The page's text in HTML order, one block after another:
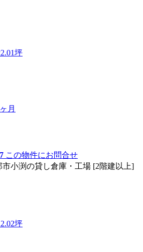
坪
月
この物件にお問合せ
市小渕の貸し倉庫・工場 [2階建以上]
坪